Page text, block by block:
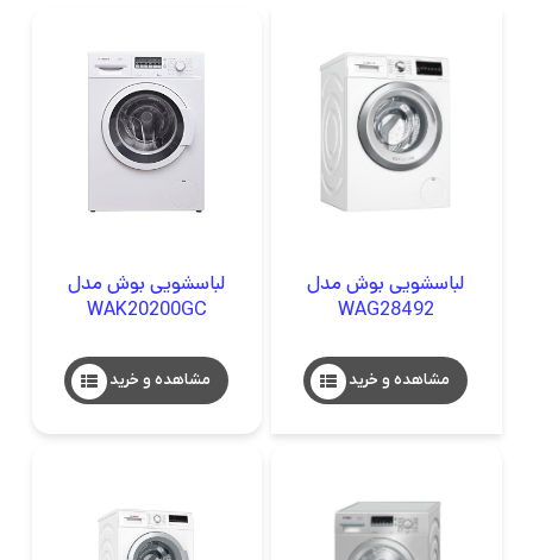
لباسشویی بوش مدل
WAG28492
مشاهده و خرید
لباسشویی بوش مدل
WAK20200GC
مشاهده و خرید